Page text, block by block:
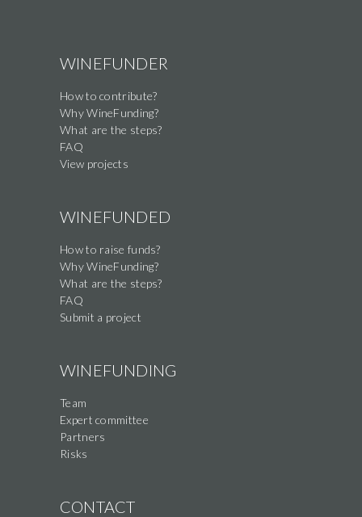
WINEFUNDER
How to contribute?
Why WineFunding?
What are the steps?
FAQ
View projects
WINEFUNDED
How to raise funds?
Why WineFunding?
What are the steps?
FAQ
Submit a project
WINEFUNDING
Team
Expert committee
Partners
Risks
CONTACT